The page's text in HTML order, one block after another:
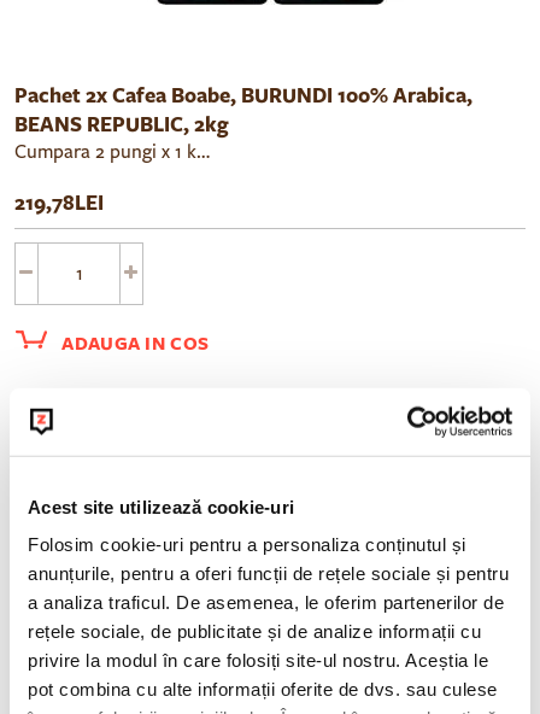
Acest site utilizează cookie-uri
Folosim cookie-uri pentru a personaliza conținutul și
anunțurile, pentru a oferi funcții de rețele sociale și pentru
a analiza traficul. De asemenea, le oferim partenerilor de
rețele sociale, de publicitate și de analize informații cu
privire la modul în care folosiți site-ul nostru. Aceștia le
pot combina cu alte informații oferite de dvs. sau culese
Pachet 2x Cafea Boabe, BURUNDI 100% Arabica,
BEANS REPUBLIC, 2kg
Cumpara 2 pungi x 1 kg cafea boabe Beans Republic Burundi cu un pret redus cu 10%
219,78LEI
ADAUGA IN COS